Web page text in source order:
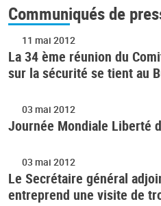
Communiqués de
11 mai 2012
La 34 ème réunion du
sur la sécurité se tient au
03 mai 2012
Journée Mondiale Liberté
03 mai 2012
Le Secrétaire général
entreprend une visite de